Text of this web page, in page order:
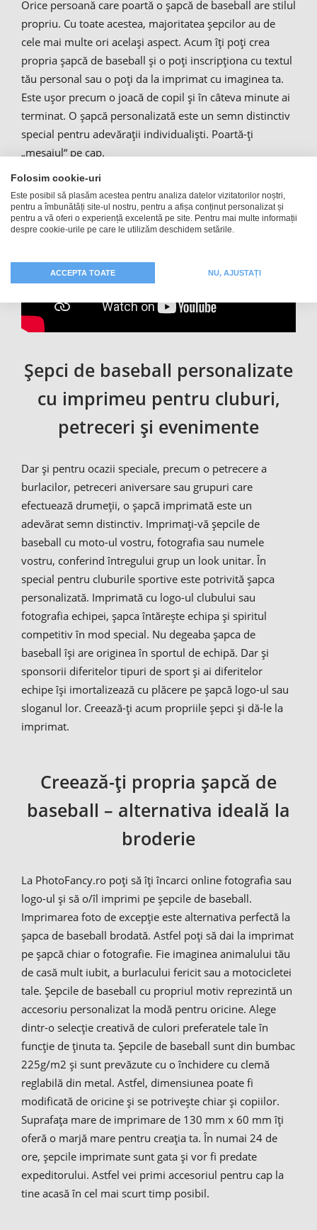
Orice persoană care poartă o şapcă de baseball are stilul
propriu. Cu toate acestea, majoritatea şepcilor au de
cele mai multe ori acelaşi aspect. Acum îţi poţi crea
propria şapcă de baseball şi o poţi inscripţiona cu textul
tău personal sau o poţi da la imprimat cu imaginea ta.
Este uşor precum o joacă de copil şi în câteva minute ai
terminat. O şapcă personalizată este un semn distinctiv
special pentru adevăraţii individualişti. Poartă-ţi
„mesajul“ pe cap.
Şepci de baseball personalizate
cu imprimeu pentru cluburi,
petreceri şi evenimente
Dar şi pentru ocazii speciale, precum o petrecere a
burlacilor, petreceri aniversare sau grupuri care
efectuează drumeţii, o şapcă imprimată este un
adevărat semn distinctiv. Imprimaţi-vă şepcile de
baseball cu moto-ul vostru, fotografia sau numele
vostru, conferind întregului grup un look unitar. În
special pentru cluburile sportive este potrivită şapca
personalizată. Imprimată cu logo-ul clubului sau
fotografia echipei, şapca întăreşte echipa şi spiritul
competitiv în mod special. Nu degeaba şapca de
baseball îşi are originea în sportul de echipă. Dar şi
sponsorii diferitelor tipuri de sport şi ai diferitelor
echipe îşi imortalizează cu plăcere pe şapcă logo-ul sau
sloganul lor. Creează-ţi acum propriile şepci şi dă-le la
imprimat.
Creează-ţi propria şapcă de
baseball – alternativa ideală la
broderie
La PhotoFancy.ro poţi să îţi încarci online fotografia sau
logo-ul şi să o/îl imprimi pe şepcile de baseball.
Imprimarea foto de excepţie este alternativa perfectă la
şapca de baseball brodată. Astfel poţi să dai la imprimat
pe şapcă chiar o fotografie. Fie imaginea animalului tău
de casă mult iubit, a burlacului fericit sau a motocicletei
tale. Şepcile de baseball cu propriul motiv reprezintă un
accesoriu personalizat la modă pentru oricine. Alege
dintr-o selecţie creativă de culori preferatele tale în
funcţie de ţinuta ta. Şepcile de baseball sunt din bumbac
225g/m2 şi sunt prevăzute cu o închidere cu clemă
reglabilă din metal. Astfel, dimensiunea poate fi
modificată de oricine şi se potriveşte chiar şi copiilor.
Suprafaţa mare de imprimare de 130 mm x 60 mm îţi
oferă o marjă mare pentru creaţia ta. În numai 24 de
ore, şepcile imprimate sunt gata şi vor fi predate
expeditorului. Astfel vei primi accesoriul pentru cap la
tine acasă în cel mai scurt timp posibil.
Folosim cookie-uri
Este posibil să plasăm acestea pentru analiza datelor vizitatorilor noștri,
pentru a îmbunătăți site-ul nostru, pentru a afișa conținut personalizat și
pentru a vă oferi o experiență excelentă pe site. Pentru mai multe informații
despre cookie-urile pe care le utilizăm deschidem setările.
ACCEPTA TOATE NU, AJUSTAȚI